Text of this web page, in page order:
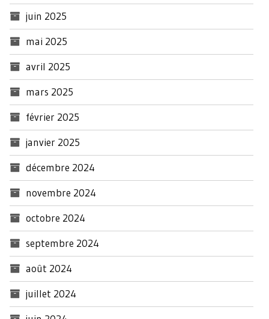
juin 2025
mai 2025
avril 2025
mars 2025
février 2025
janvier 2025
décembre 2024
novembre 2024
octobre 2024
septembre 2024
août 2024
juillet 2024